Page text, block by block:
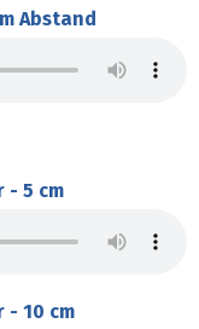
Abstand
- 5 cm
- 10 cm